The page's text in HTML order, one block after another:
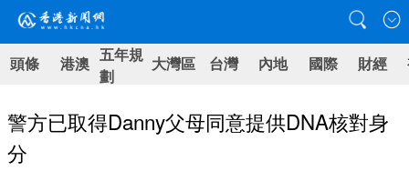
頭條 港澳 五年規
劃
大灣區 台灣 內地 國際 財經
警方已取得Danny父母同意提供DNA核對身
分